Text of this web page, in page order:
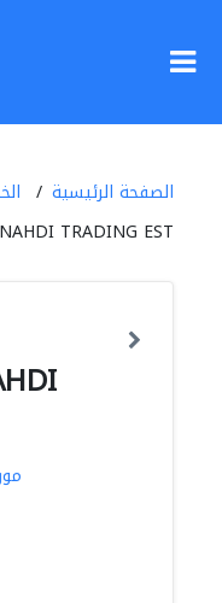
الصفحة الرئيسية
TRADING EST.